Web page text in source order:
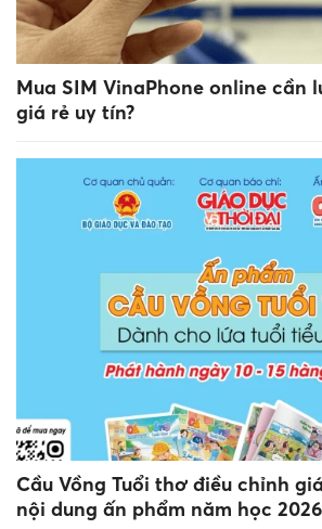
Mua SIM VinaPhone online cần
giá rẻ uy tín?
Cầu Vồng Tuổi thơ điều chỉnh
nội dung ấn phẩm năm học